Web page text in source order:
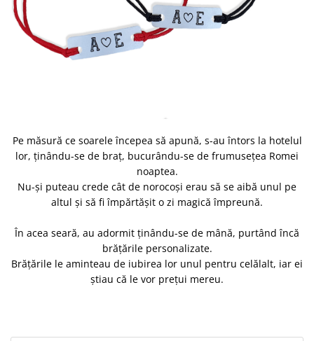
Pe măsură ce soarele începea să apună, s-au întors la hotelul
lor, ținându-se de braț, bucurându-se de frumusețea Romei
noaptea.
Nu-și puteau crede cât de norocoși erau să se aibă unul pe
altul și să fi împărtășit o zi magică împreună.
În acea seară, au adormit ținându-se de mână, purtând încă
brățările personalizate.
Brățările le aminteau de iubirea lor unul pentru celălalt, iar ei
știau că le vor prețui mereu.